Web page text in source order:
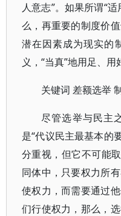
人意志”。如果所谓“
么，再重要的制度价
潜在因素成为现实的
义，“当真”地用足、用
关键词 差额选举
尽管选举与民主
是“代议民主最基本的
分重视，但它不可能
同体中，只要权力所
使权力，而需要通过
们行使权力，那么，